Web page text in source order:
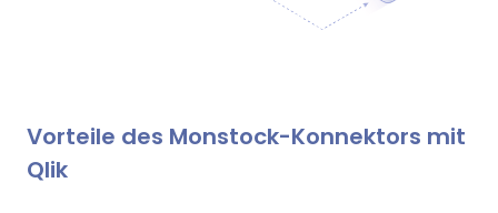
Vorteile des Monstock-Konnektors mit
Qlik